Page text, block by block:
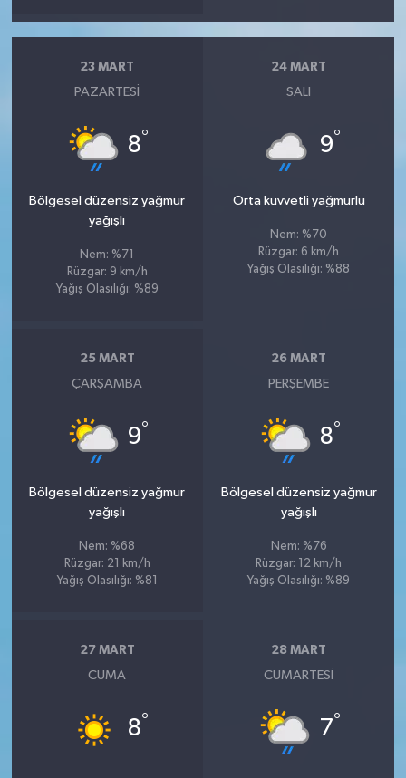
23 MART
PAZARTESI
8°
Bölgesel düzensiz yağmur
yağışlı
Nem: %71
Rüzgar: 9 km/h
Yağış Olasılığı: %89
24 MART
SALI
9°
Orta kuvvetli yağmurlu
Nem: %70
Rüzgar: 6 km/h
Yağış Olasılığı: %88
25 MART
ÇARŞAMBA
9°
Bölgesel düzensiz yağmur
yağışlı
Nem: %68
Rüzgar: 21 km/h
Yağış Olasılığı: %81
26 MART
PERŞEMBE
8°
Bölgesel düzensiz yağmur
yağışlı
Nem: %76
Rüzgar: 12 km/h
Yağış Olasılığı: %89
27 MART
CUMA
8°
28 MART
CUMARTESI
7°